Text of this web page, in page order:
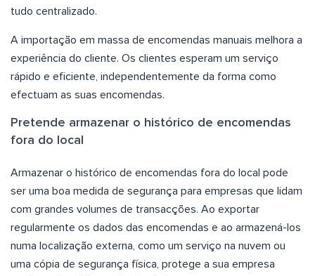
tudo centralizado.
A importação em massa de encomendas manuais melhora a
experiência do cliente. Os clientes esperam um serviço
rápido e eficiente, independentemente da forma como
efectuam as suas encomendas.
Pretende armazenar o histórico de encomendas
fora do local
Armazenar o histórico de encomendas fora do local pode
ser uma boa medida de segurança para empresas que lidam
com grandes volumes de transacções. Ao exportar
regularmente os dados das encomendas e ao armazená-los
numa localização externa, como um serviço na nuvem ou
uma cópia de segurança física, protege a sua empresa